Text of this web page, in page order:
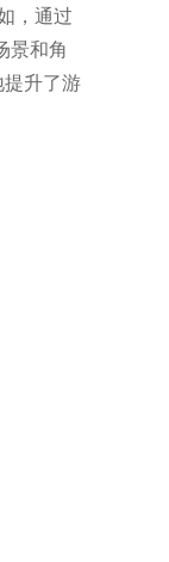
，通过
景和角
升了游